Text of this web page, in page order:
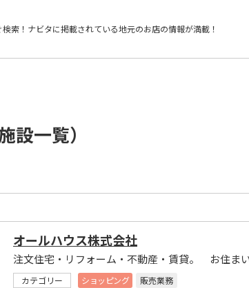
索！ ナビタに掲載されている地元のお店の情報が満載！
設一覧）
オールハウス株式会社
カテゴリー ショッピング
販売業務